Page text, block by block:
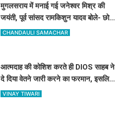
मुगलसराय में मनाई गई जनेश्वर मिश्र की
जयंती, पूर्व सांसद रामकिशुन यादव बोले- छोटे
लोहिया के विचार आज भी प्रासंगिक
CHANDAULI SAMACHAR
आत्मदाह की कोशिश करते ही DIOS साहब ने
दे दिया वेतने जारी करने का फरमान, इसलिए
रोकी थी सैलरी
VINAY TIWARI